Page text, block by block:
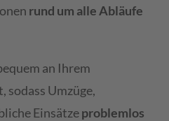
rund um alle Abläufe
an Ihrem
sodass Umzüge,
Einsätzeproblemlos